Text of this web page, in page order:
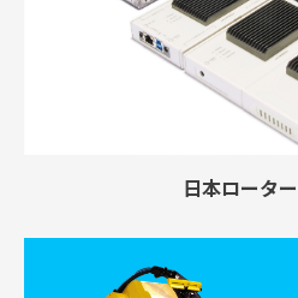
日本ロータ